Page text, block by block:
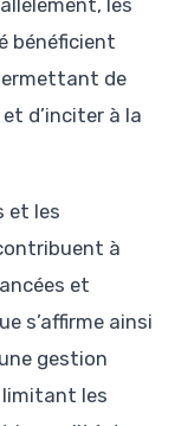
les
bénéficient
de
d’inciter à la
et les
à
et
s’affirme ainsi
gestion
limitant les